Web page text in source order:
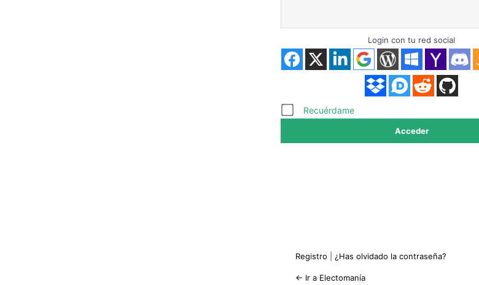
Acceder
Login con tu red social
Recuérdame
Registro ¿Has olvidado la contraseña?
← Ir a Electomanía